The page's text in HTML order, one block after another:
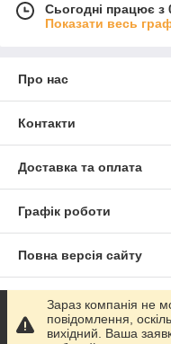
Сьогодні працює з
Показати весь
Про нас
Контакти
Доставка та оплата
Графік роботи
Повна версія сайту
Сайт створено на
Зараз компанія не
повідомлення,
вихідний. Ваша